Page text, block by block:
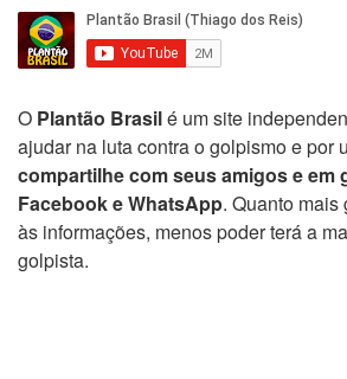
O Plantão Brasilé um site
ajudar na luta contra o golpismo e por
compartilhe com seus amigos e em
Facebook e WhatsApp. Quanto mais
às informações, menos poder terá a
golpista.